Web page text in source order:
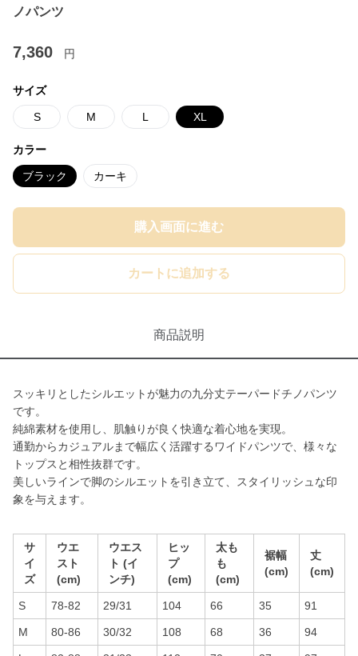
ノパンツ
7,360 円
サイズ
S M L XL
カラー
ブラック カーキ
購入画面に進む
カートに追加する
商品説明
スッキリとしたシルエットが魅力の九分丈テーパードチノパンツ
です。
純綿素材を使用し、肌触りが良く快適な着心地を実現。
通勤からカジュアルまで幅広く活躍するワイドパンツで、様々な
トップスと相性抜群です。
美しいラインで脚のシルエットを引き立て、スタイリッシュな印
象を与えます。
サ
イ
ズ
ウエ
スト
(cm)
ウエス
ト (イ
ンチ)
ヒッ
プ
(cm)
太も
も
(cm)
裾幅
(cm)
丈
(cm)
S 78-82 29/31 104 66 35 91
M 80-86 30/32 108 68 36 94